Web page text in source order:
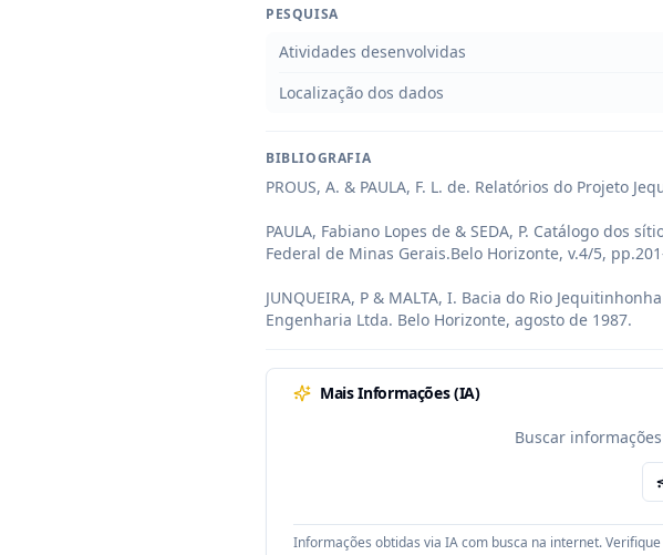
PESQUISA
Atividades desenvolvidas
Localização dos dados
BIBLIOGRAFIA
PROUS, A. & PAULA, F. L. de. Relatórios do Projeto
PAULA, Fabiano Lopes de & SEDA, P. Catálogo dos
Federal de Minas Gerais.Belo Horizonte, v.4/5,
JUNQUEIRA, P & MALTA, I. Bacia do Rio
Engenharia Ltda. Belo Horizonte, agosto de 1987.
Mais Informações (IA)
Buscar
Informações obtidas via IA com busca na internet.